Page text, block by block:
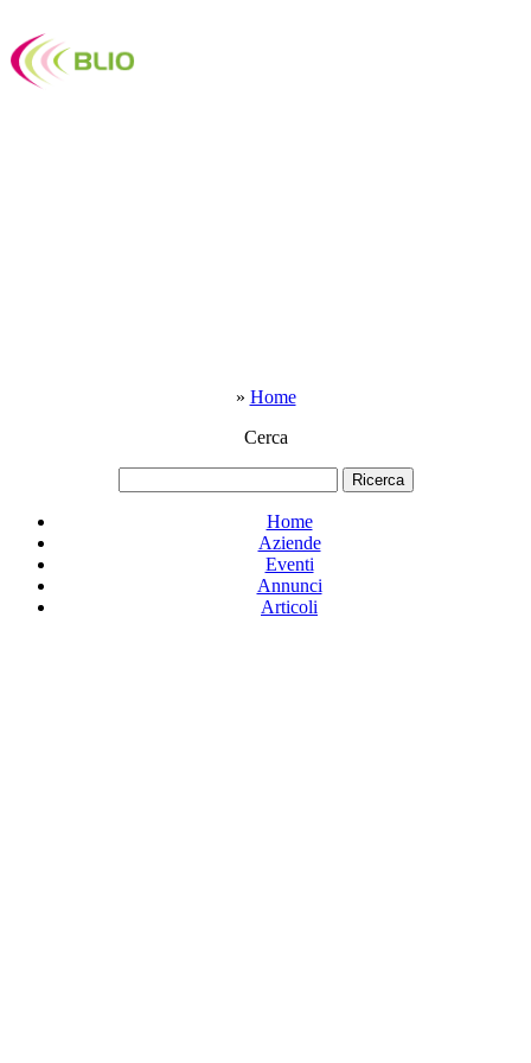
» Home
Cerca
Home
Aziende
Eventi
Annunci
Articoli